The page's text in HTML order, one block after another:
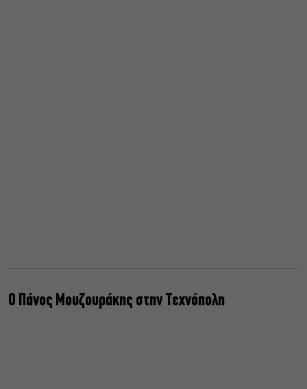
Ο Πάνος Μουζουράκης στην Τεχνόπολη